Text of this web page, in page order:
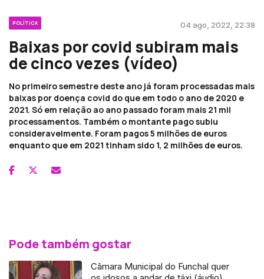
POLÍTICA 04 ago, 2022, 22:38
Baixas por covid subiram mais
de cinco vezes (vídeo)
No primeiro semestre deste ano já foram processadas mais
baixas por doença covid do que em todo o ano de 2020 e
2021. Só em relação ao ano passado foram mais 21 mil
processamentos. Também o montante pago subiu
consideravelmente. Foram pagos 5 milhões de euros
enquanto que em 2021 tinham sido 1, 2 milhões de euros.
Pode também gostar
Câmara Municipal do Funchal quer